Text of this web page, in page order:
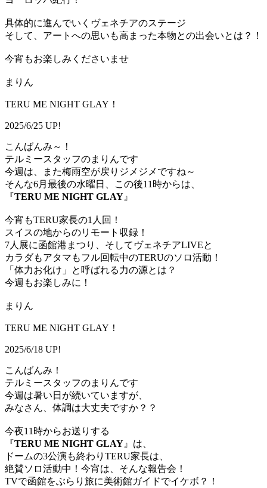
具体的に進んでいくヴェネチアのステージ
そして、アートへの思いも高まった本物との出会いとは？！
今宵もお楽しみくださいませ
まりん
TERU ME NIGHT GLAY！
2025/6/25 UP!
こんばんみ～！
テルミースタッフのまりんです
今週は、また梅雨空が戻りジメジメですね～
そんな6月最後の水曜日、この後11時からは、
『TERU ME NIGHT GLAY 』
今宵もTERU家長の1人回！
スイスの地からのリモート収録！
7人展に函館港まつり、そしてヴェネチアLIVEと
カラダもアタマもフル回転中のTERUのソロ活動！
「体力お化け」と呼ばれる力の源とは？
今週もお楽しみに！
まりん
TERU ME NIGHT GLAY！
2025/6/18 UP!
こんばんみ！
テルミースタッフのまりんです
今週は暑い日が続いていますが、
みなさん、体調は大丈夫ですか？？
今夜11時からお送りする
『TERU ME NIGHT GLAY 』は、
ドームの3公演も終わりTERU家長は、
絶賛ソロ活動中！今宵は、そんな報告会！
TVで函館をぶらり旅に美術館ガイドでイケボ？！